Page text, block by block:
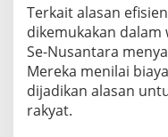
Terkait alasan
dikemukakan dalam
Se-Nusantara
Mereka menilai
dijadikan alasan
rakyat.